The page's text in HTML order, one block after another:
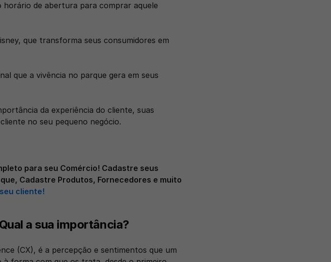
de abertura para comprar aquele
que transforma seus consumidores em
que a vivência no parque gera em seus
da experiência do cliente, suas
no seu pequeno negócio.
para seu Comércio! Cadastre seus
Cadastre Produtos, Fornecedores e muito
cliente!
a sua importância?
(CX), é a percepção e sentimentos que um